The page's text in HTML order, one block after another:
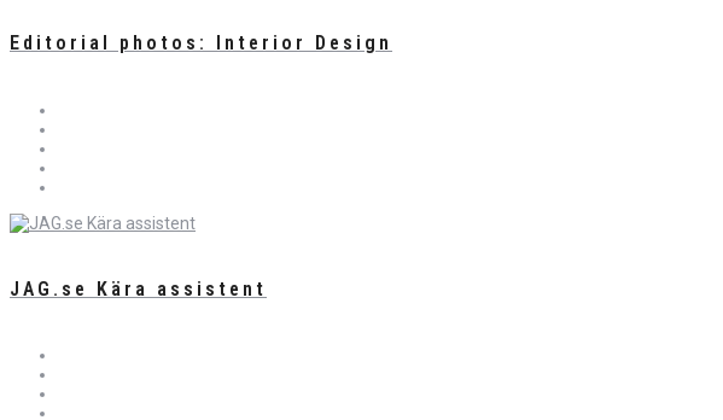
Editorial photos: Interior Design
JAG.se Kära assistent